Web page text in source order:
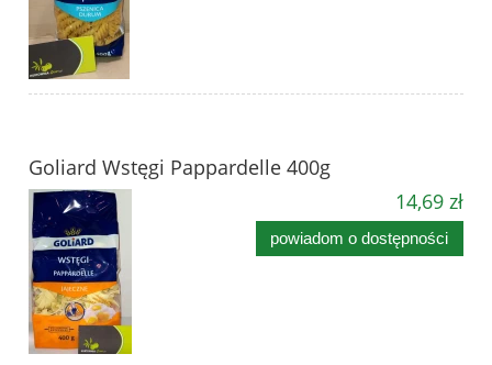
Goliard Wstęgi Pappardelle 400g
14,69 zł
powiadom o dostępności